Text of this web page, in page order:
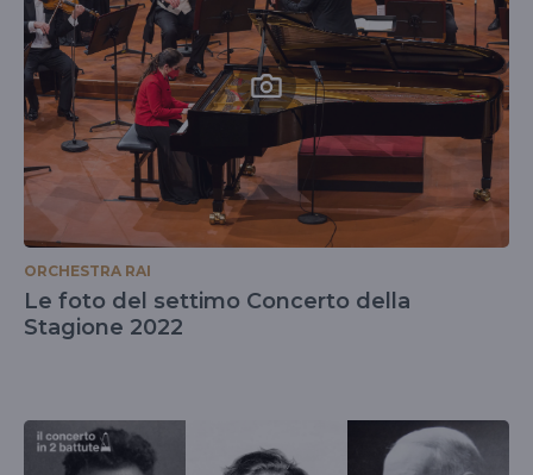
ORCHESTRA RAI
Le foto del settimo Concerto della
Stagione 2022